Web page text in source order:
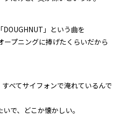
DOUGHNUT」という曲を
ープニングに捧げたくらいだから
べてサイフォンで淹れているんで
で、どこか懐かしい。